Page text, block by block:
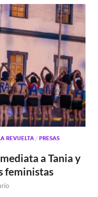
REVUELTA / PRESAS
a Tania y
feministas